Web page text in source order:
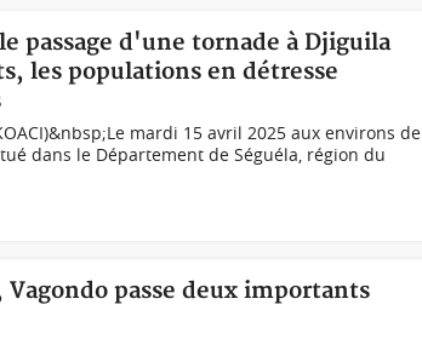
passage d'une tornade à Djiguila
les populations en détresse
mardi 15 avril 2025 aux environs de
dans le Département de Séguéla, région du
passe deux importants